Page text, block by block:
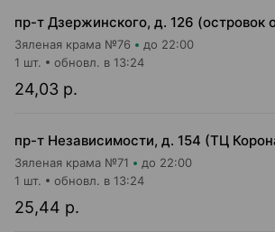
Зяленая крама №76 до 22:00
24,03 р.
1 шт. обновл. в 13:24
Зяленая крама №71 до 22:00
25,44 р.
1 шт. обновл. в 13:24